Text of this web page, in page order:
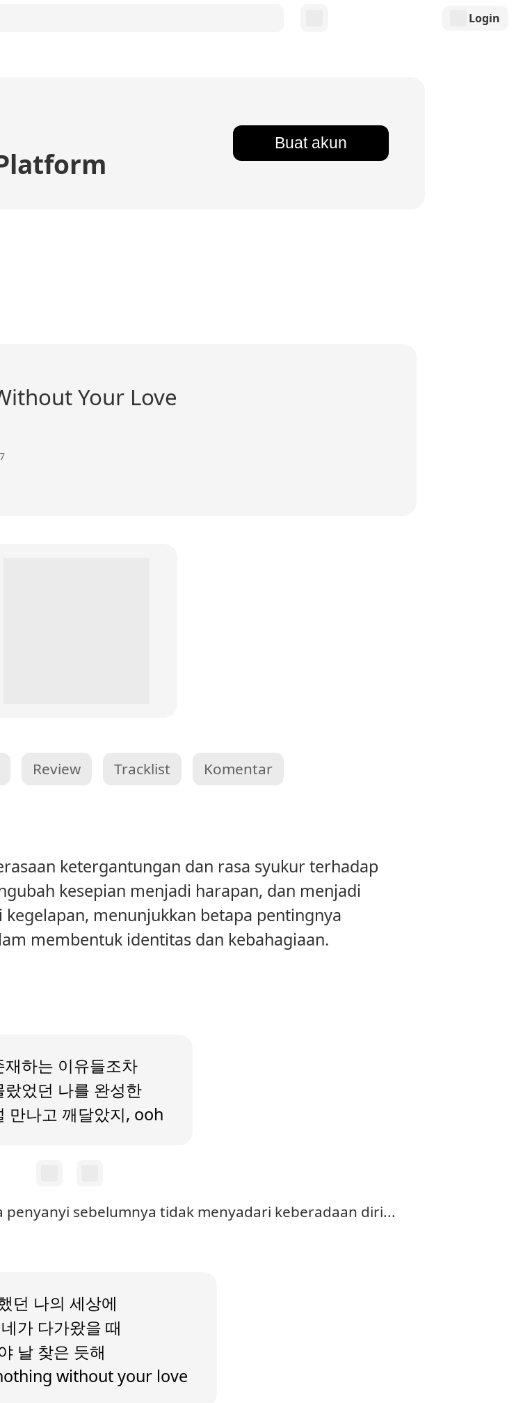
Login
Buat akun
Your Love
Review Tracklist Komentar
ketergantungan dan rasa syukur terhadap
kesepian menjadi harapan, dan menjadi
menunjukkan betapa pentingnya
membentuk identitas dan kebahagiaan.
재하는 이유들조차
랐었던 나를 완성한
만나고 깨달았지, ooh
sebelumnya tidak menyadari keberadaan diri...
던 나의 세상에
가 다가왔을 때
날 찾은 듯해
without your love